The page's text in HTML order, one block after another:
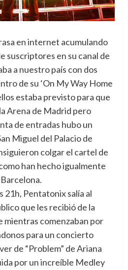
en internet acumulando
suscriptores en su canal de
a nuestro país con dos
de su ‘On My Way Home
estaba previsto para que
Arena de Madrid pero
de entradas hubo un
Miguel del Palacio de
colgar el cartel de
han hecho igualmente
21h, Pentatonix salía al
que les recibió de la
mientras comenzaban por
para un concierto
de “Problem” de Ariana
por un increíble Medley